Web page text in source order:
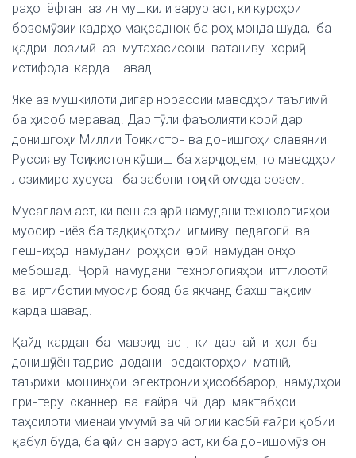
раҳо ёфтан аз ин мушкили зарур аст, ки курсҳои
бозомӯзии кадрҳо мақсаднок ба роҳ монда шуда, ба
қадри лозимӣ аз мутахасисони ватаниву хориҷӣ
истифода карда шавад.
Яке аз мушкилоти дигар норасоии маводҳои таълимӣ
ба ҳисоб меравад. Дар тӯли фаъолияти корӣ дар
донишгоҳи Миллии Тоҷикистон ва донишгоҳи славянии
Руссияву Тоҷикистон кӯшиш ба харҷ додем, то маводҳои
лозимиро хусусан ба забони тоҷикӣ омода созем.
Мусаллам аст, ки пеш аз ҷорӣ намудани технологияҳои
муосир ниёз ба тадқиқотҳои илмиву педагогӣ ва
пешниҳод намудани роҳҳои ҷорӣ намудан онҳо
мебошад. Ҷорӣ намудани технологияҳои иттилоотӣ
ва иртиботии муосир бояд ба якчанд бахш тақсим
карда шавад.
Қайд кардан ба маврид аст, ки дар айни ҳол ба
донишҷӯён тадрис додани редакторҳои матнӣ,
таърихи мошинҳои электронии ҳисоббарор, намудҳои
принтеру сканнер ва ғайра чӣ дар мактабҳои
таҳсилоти миёнаи умумӣ ва чӣ олии касбӣ ғайри қобии
қабул буда, ба ҷойи он зарур аст, ки ба донишомӯз он